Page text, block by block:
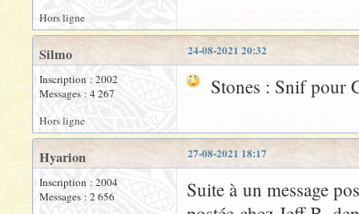
Hors ligne
24-08-2021 20:32
Silmo
Inscription : 2002
Messages : 4 267
Stones : Snif pour
Hors ligne
27-08-2021 18:17
Hyarion
Inscription : 2004
Messages : 2 656
Suite à un message